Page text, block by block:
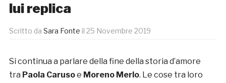
lui replica
Scritto da Sara Fonte il 25 Novembre 2019
Si continua a parlare della fine della storia d’amore
tra Paola Carusoe Moreno Merlo. Le cose tra loro